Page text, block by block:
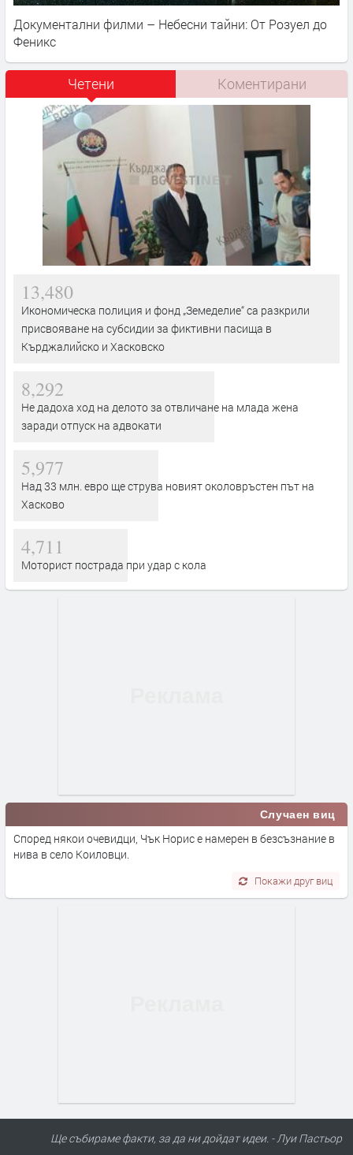
Документални филми – Небесни тайни: От Розуел до
Феникс
Четени Коментирани
13,480
Икономическа полиция и фонд „Земеделие“ са разкрили
присвояване на субсидии за фиктивни пасища в
Кърджалийско и Хасковско
8,292
Не дадоха ход на делото за отвличане на млада жена
заради отпуск на адвокати
5,977
Над 33 млн. евро ще струва новият околовръстен път на
Хасково
4,711
Моторист пострада при удар с кола
Случаен виц
Според някои очевидци, Чък Норис е намерен в безсъзнание в
нива в село Коиловци.
Покажи друг виц
Ще събираме факти, за да ни дойдат идеи. - Луи Пастьор